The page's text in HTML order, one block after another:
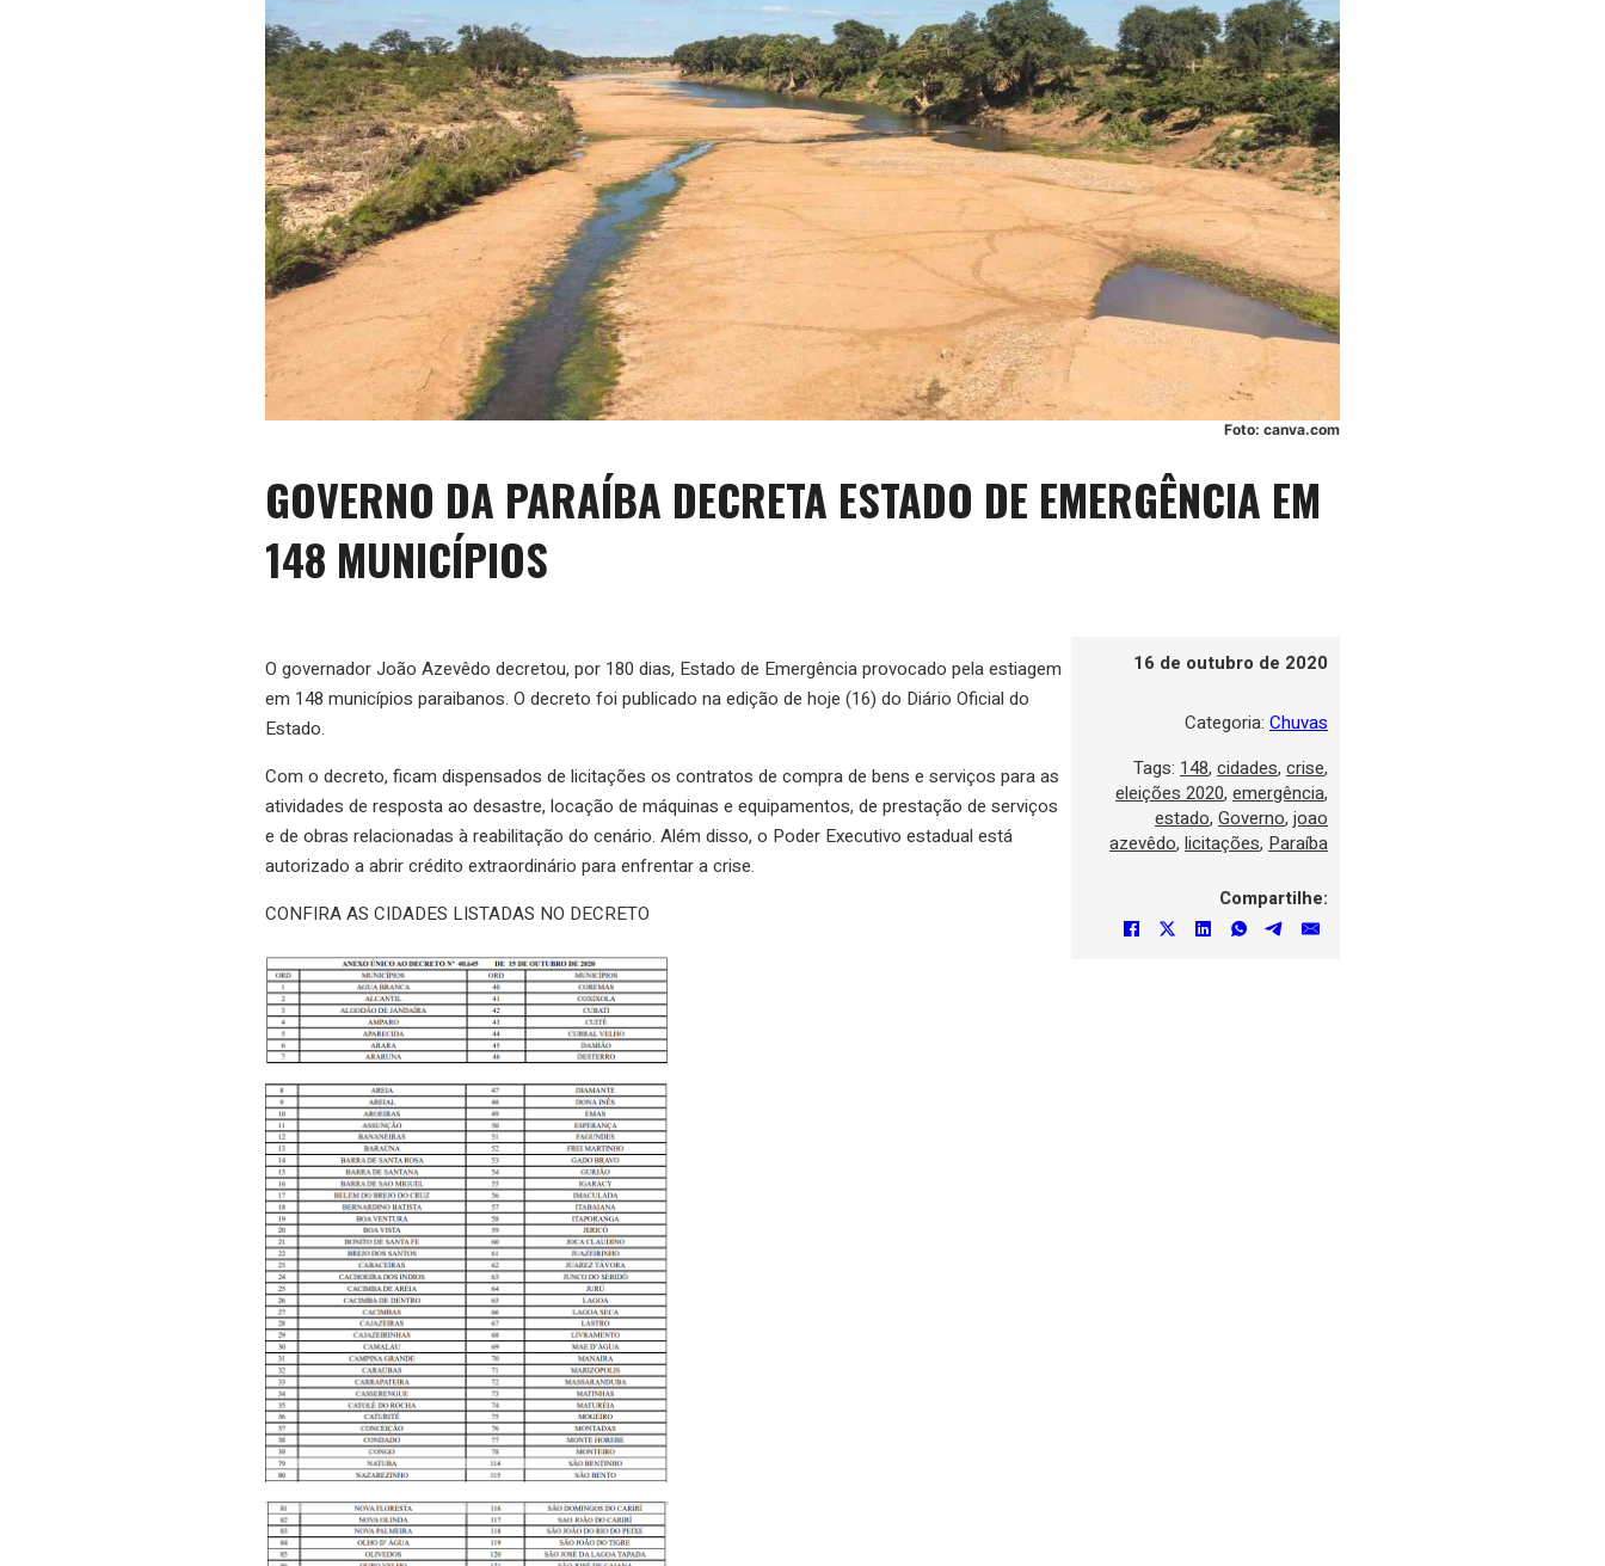
Foto: canva.com
GOVERNO DA PARAÍBA DECRETA ESTADO DE EMERGÊNCIA EM
148 MUNICÍPIOS
O governador João Azevêdo decretou, por 180 dias, Estado de Emergência provocado pela estiagem
em 148 municípios paraibanos. O decreto foi publicado na edição de hoje (16) do Diário Oficial do
Estado.
Com o decreto, ficam dispensados de licitações os contratos de compra de bens e serviços para as
atividades de resposta ao desastre, locação de máquinas e equipamentos, de prestação de serviços
e de obras relacionadas à reabilitação do cenário. Além disso, o Poder Executivo estadual está
autorizado a abrir crédito extraordinário para enfrentar a crise.
CONFIRA AS CIDADES LISTADAS NO DECRETO
16 de outubro de 2020
Categoria: Chuvas
Tags: 148, cidades, crise,
eleições 2020, emergência,
estado, Governo, joao
azevêdo, licitações, Paraíba
Compartilhe: